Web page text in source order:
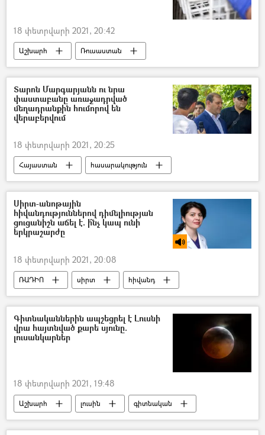
18 փետրվարի 2021, 20:42
Աշխարհ
Ռուսաստան
կորոնավիրուս
պատվաստանյութ
պատվաստում
Տարոն Մարգարյանն ու նրա
փաստաբանը առաջադրված
մեղադրանքին հումորով են
վերաբերվում
18 փետրվարի 2021, 20:25
Հայաստան
հասարակություն
Տարոն Մարգարյան
Մեղադրանք
փաստաբան
Սիրտ-անոթային
հիվանդություններով դիմելիության
ցուցանիշն աճել է. ի՞նչ կապ ունի
երկրաշարժը
18 փետրվարի 2021, 20:08
ՌԱԴԻՈ սիրտ
հիվանդ
եղանակ
Երկրաշարժ
Գիտնականներին ապշեցրել է Լուսնի
վրա հայտնված քարե սյունը.
լուսանկարներ
18 փետրվարի 2021, 19:48
Աշխարհ լուսին գիտնական